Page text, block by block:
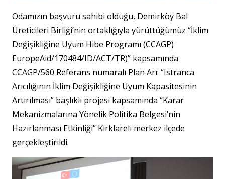
Odamızın başvuru sahibi olduğu, Demirköy Bal
Üreticileri Birliği’nin ortaklığıyla yürüttüğümüz “İklim
Değişikliğine Uyum Hibe Programı (CCAGP)
EuropeAid/170484/ID/ACT/TR)” kapsamında
CCAGP/560 Referans numaralı Plan Arı: “Istranca
Arıcılığının İklim Değişikliğine Uyum Kapasitesinin
Artırılması” başlıklı projesi kapsamında “Karar
Mekanizmalarına Yönelik Politika Belgesi’nin
Hazırlanması Etkinliği” Kırklareli merkez ilçede
gerçekleştirildi.